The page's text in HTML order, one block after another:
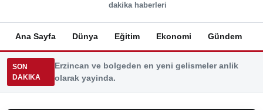
dakika haberleri
Ana Sayfa Dünya Eğitim Ekonomi Gündem
SON
DAKIKA
Erzincan ve bolgeden en yeni gelismeler anlik
olarak yayinda.